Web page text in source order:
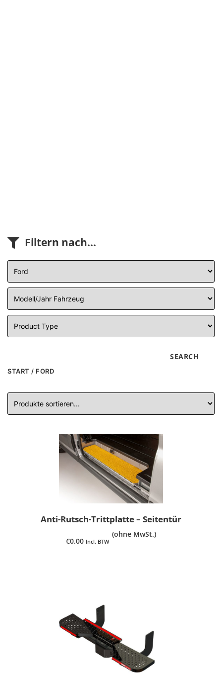
Filtern nach...
SEARCH
START / FORD
Anti-Rutsch-Trittplatte – Seitentür
€0.00 Incl. BTW
(ohne MwSt.)